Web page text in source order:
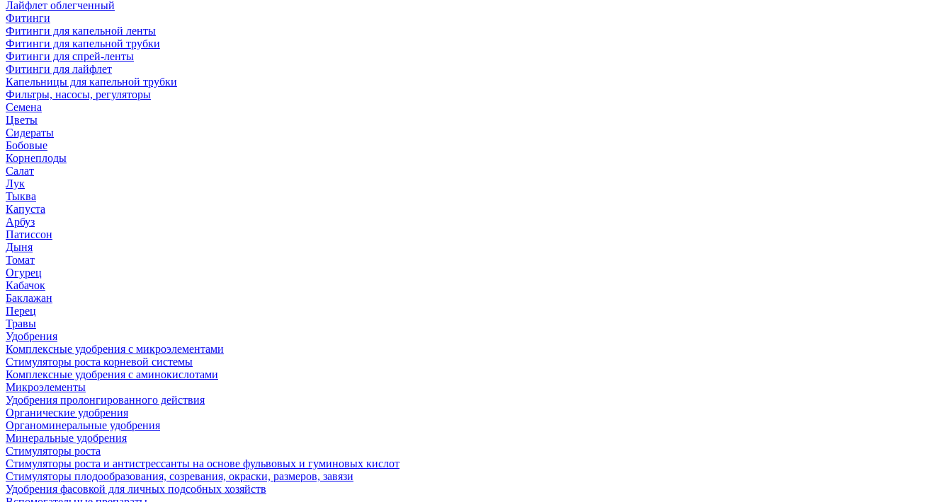
Лайфлет облегченный
Фитинги
Фитинги для капельной ленты
Фитинги для капельной трубки
Фитинги для спрей-ленты
Фитинги для лайфлет
Капельницы для капельной трубки
Фильтры, насосы, регуляторы
Семена
Цветы
Сидераты
Бобовые
Корнеплоды
Салат
Лук
Тыква
Капуста
Арбуз
Патиссон
Дыня
Томат
Огурец
Кабачок
Баклажан
Перец
Травы
Удобрения
Комплексные удобрения с микроэлементами
Стимуляторы роста корневой системы
Комплексные удобрения с аминокислотами
Микроэлементы
Удобрения пролонгированного действия
Органические удобрения
Органоминеральные удобрения
Минеральные удобрения
Стимуляторы роста
Стимуляторы роста и антистрессанты на основе фульвовых и гуминовых кислот
Стимуляторы плодообразования, созревания, окраски, размеров, завязи
Удобрения фасовкой для личных подсобных хозяйств